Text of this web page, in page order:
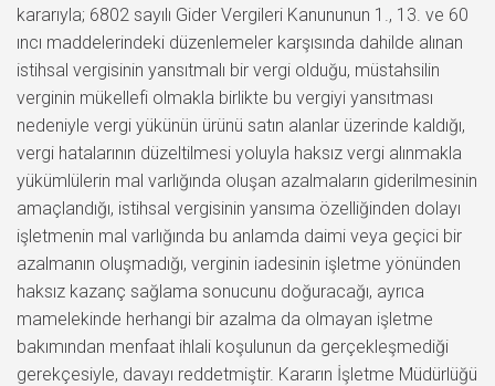
kararıyla; 6802 sayılı Gider Vergileri Kanununun 1., 13. ve 60
ıncı maddelerindeki düzenlemeler karşısında dahilde alınan
istihsal vergisinin yansıtmalı bir vergi olduğu, müstahsilin
verginin mükellefi olmakla birlikte bu vergiyi yansıtması
nedeniyle vergi yükünün ürünü satın alanlar üzerinde kaldığı,
vergi hatalarının düzeltilmesi yoluyla haksız vergi alınmakla
yükümlülerin mal varlığında oluşan azalmaların giderilmesinin
amaçlandığı, istihsal vergisinin yansıma özelliğinden dolayı
işletmenin mal varlığında bu anlamda daimi veya geçici bir
azalmanın oluşmadığı, verginin iadesinin işletme yönünden
haksız kazanç sağlama sonucunu doğuracağı, ayrıca
mamelekinde herhangi bir azalma da olmayan işletme
bakımından menfaat ihlali koşulunun da gerçekleşmediği
gerekçesiyle, davayı reddetmiştir. Kararın İşletme Müdürlüğü